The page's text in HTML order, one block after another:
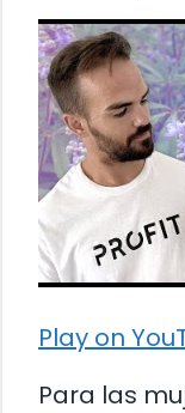
Play on
Para las